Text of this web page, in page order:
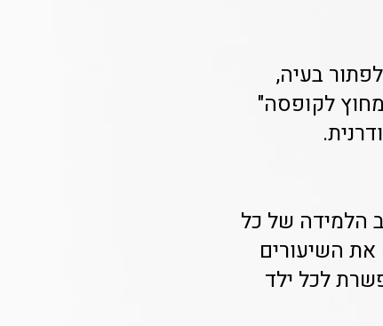
בעיה,
לקופסה"
הלמידה של כל
את השיעורים
לכל ילד